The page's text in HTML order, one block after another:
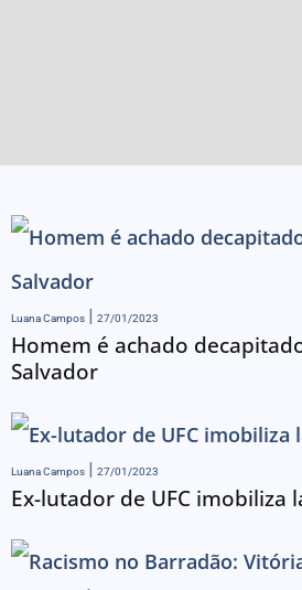
Luana Campos 27/01/2023
Homem é achado
Salvador
Luana Campos 27/01/2023
Ex-lutador de UFC imobiliza